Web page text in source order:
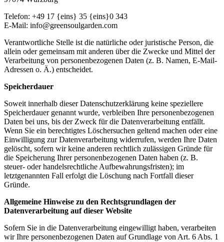
Telefon: +49 17 {eins} 35 {eins}0 343
E-Mail: info@greensoulgarden.com
Verantwortliche Stelle ist die natürliche oder juristische Person, die
allein oder gemeinsam mit anderen über die Zwecke und Mittel der
Verarbeitung von personenbezogenen Daten (z. B. Namen, E-Mail-
Adressen o. Ä.) entscheidet.
Speicherdauer
Soweit innerhalb dieser Datenschutzerklärung keine speziellere
Speicherdauer genannt wurde, verbleiben Ihre personenbezogenen
Daten bei uns, bis der Zweck für die Datenverarbeitung entfällt.
Wenn Sie ein berechtigtes Löschersuchen geltend machen oder eine
Einwilligung zur Datenverarbeitung widerrufen, werden Ihre Daten
gelöscht, sofern wir keine anderen rechtlich zulässigen Gründe für
die Speicherung Ihrer personenbezogenen Daten haben (z. B.
steuer- oder handelsrechtliche Aufbewahrungsfristen); im
letztgenannten Fall erfolgt die Löschung nach Fortfall dieser
Gründe.
Allgemeine Hinweise zu den Rechtsgrundlagen der
Datenverarbeitung auf dieser Website
Sofern Sie in die Datenverarbeitung eingewilligt haben, verarbeiten
wir Ihre personenbezogenen Daten auf Grundlage von Art. 6 Abs. 1